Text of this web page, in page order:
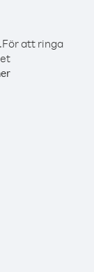
För att ringa